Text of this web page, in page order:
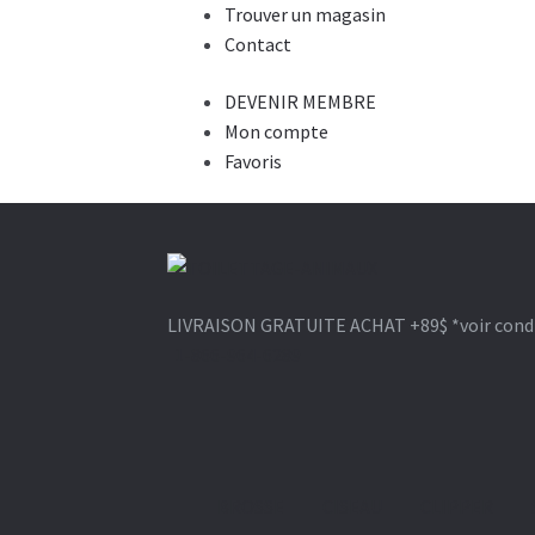
Trouver un magasin
Contact
DEVENIR MEMBRE
Mon compte
Favoris
Aller
la
Aller
contenu
LIVRAISON GRATUITE ACHAT +89$ *voir